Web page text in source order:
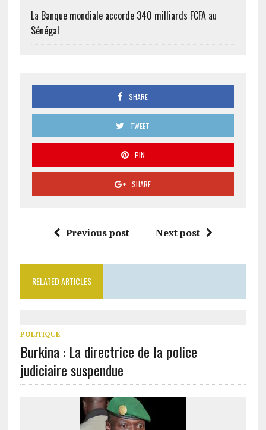
La Banque mondiale accorde 340 milliards FCFA au
Sénégal
SHARE
TWEET
PIN
SHARE
Previous post Next post
RELATED ARTICLES
POLITIQUE
Burkina : La directrice de la police
judiciaire suspendue